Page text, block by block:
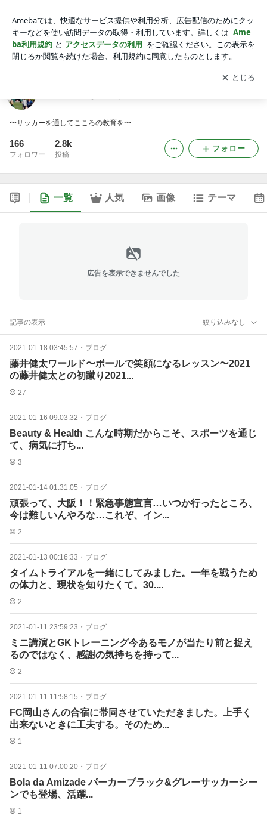
アプリをダウンロードして ブログの更新通知
を受け取りまし
ょう。
開く
〜サッカーを通してこころの教育を〜
166
フォロワー
2.8k
投稿
フォロー
一覧 人気 画像 テーマ
広告を表示できませんでした
記事の表示 絞り込みなし
2021-01-18 03:45:57 ・ ブログ
藤井健太ワールド〜ボールで笑顔になるレッスン〜2021
の藤井健太との初蹴り2021...
27
2021-01-16 09:03:32 ・ ブログ
Beauty & Health こんな時期だからこそ、スポーツを通じ
て、病気に打ち...
3
2021-01-14 01:31:05 ・ ブログ
頑張って、大阪！！緊急事態宣言…いつか行ったところ、
今は難しいんやろな…これぞ、イン...
2
2021-01-13 00:16:33 ・ ブログ
タイムトライアルを一緒にしてみました。一年を戦うため
の体力と、現状を知りたくて。30....
2
2021-01-11 23:59:23 ・ ブログ
ミニ講演とGKトレーニング今あるモノが当たり前と捉え
るのではなく、感謝の気持ちを持って...
2
2021-01-11 11:58:15 ・ ブログ
FC岡山さんの合宿に帯同させていただきました。上手く
出来ないときに工夫する。そのため...
1
2021-01-11 07:00:20 ・ ブログ
Bola da Amizade パーカーブラック&グレーサッカーシー
ンでも登場、活躍...
1